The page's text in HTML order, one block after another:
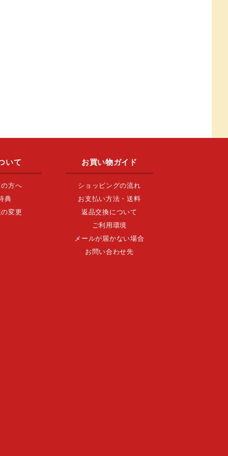
いて
方へ
典
変更
お買い物ガイド
ショッピングの流れ
お支払い方法・送料
返品交換について
ご利用環境
メールが届かない場合
お問い合わせ先